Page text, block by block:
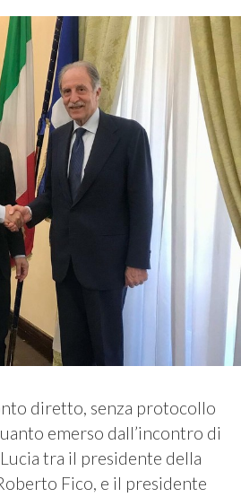
diretto, senza protocollo
emerso dall’incontro di
tra il presidente della
Fico, e il presidente